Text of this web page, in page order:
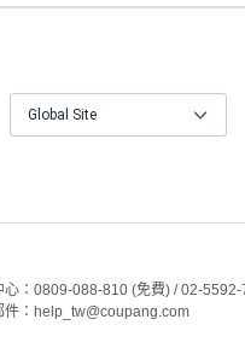
Global Site
心：0809-088-810 (免費) / 02-
件：help_tw@coupang.com